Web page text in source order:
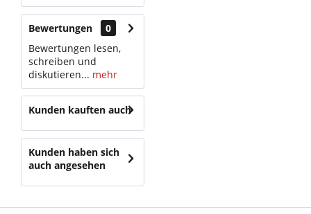
Bewertungen
0
Bewertungen lesen,
schreiben und
diskutieren... mehr
Kunden kauften auch
Kunden haben sich
auch angesehen